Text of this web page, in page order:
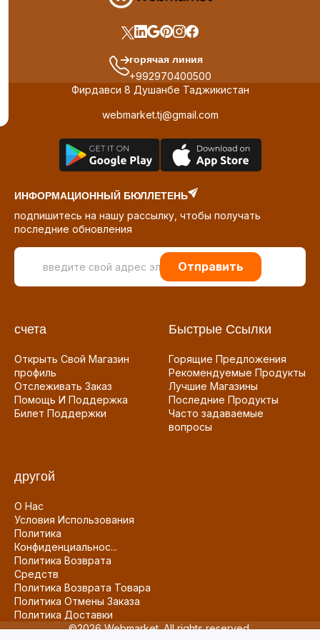
горячая линия
+992970400500
Фирдавси 8 Душанбе Таджикистан
webmarket.tj@gmail.com
ИНФОРМАЦИОННЫЙ БЮЛЛЕТЕНЬ
подпишитесь на нашу рассылку, чтобы получать
последние обновления
Отправить
счета
Открыть Свой Магазин
профиль
Отслеживать Заказ
Помощь И Поддержка
Билет Поддержки
Быстрые Ссылки
Горящие Предложения
Рекомендуемые Продукты
Лучшие Магазины
Последние Продукты
Часто задаваемые
вопросы
другой
О Нас
Условия Использования
Политика
Конфиденциальнос...
Политика Возврата
Средств
Политика Возврата Товара
Политика Отмены Заказа
Политика Доставки
©2026 Webmarket. All rights reserved.